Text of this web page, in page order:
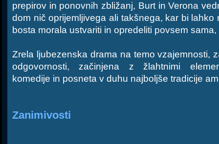
prepirov in ponovnih zbližanj, Burt in Verona
dom nič oprijemljivega ali takšnega, kar bi lahko
bosta morala ustvariti in opredeliti povsem
Zrela ljubezenska drama na temo vzajemnosti,
odgovornosti, začinjena z žlahtnimi
komedije in posneta v duhu najboljše tradicije
Zanimivosti